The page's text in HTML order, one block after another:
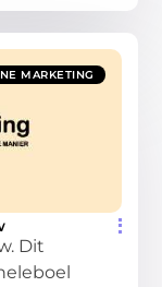
MARKETING
Dit